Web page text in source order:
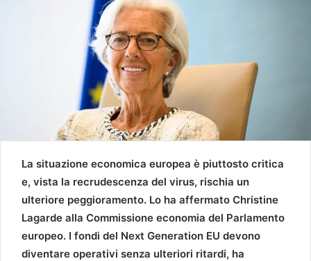
La situazione economica europea è piuttosto critica
e, vista la recrudescenza del virus, rischia un
ulteriore peggioramento. Lo ha affermato Christine
Lagarde alla Commissione economia del Parlamento
europeo. I fondi del Next Generation EU devono
diventare operativi senza ulteriori ritardi, ha